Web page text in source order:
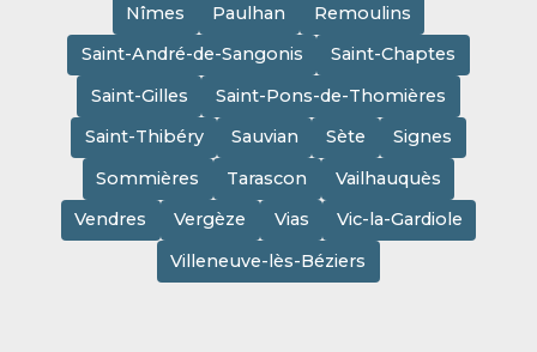
Nîmes
Paulhan
Remoulins
Saint-André-de-Sangonis
Saint-Chaptes
Saint-Gilles
Saint-Pons-de-Thomières
Saint-Thibéry
Sauvian Sète
Signes
Sommières
Tarascon
Vailhauquès
Vendres
Vergèze Vias
Vic-la-Gardiole
Villeneuve-lès-Béziers